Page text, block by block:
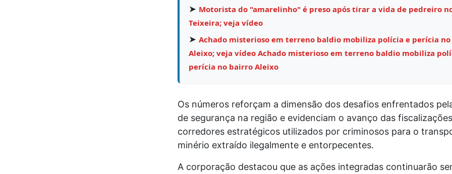
➤ Motorista do "amarelinho" é preso após tirar a vida de pedreiro
Teixeira; veja vídeo
➤ Achado misterioso em terreno baldio mobiliza polícia e perícia
Aleixo; veja vídeo Achado misterioso em terreno baldio mobiliza
perícia no bairro Aleixo
Os números reforçam a dimensão dos desafios enfrentados
de segurança na região e evidenciam o avanço das
corredores estratégicos utilizados por criminosos para o
minério extraído ilegalmente e entorpecentes.
A corporação destacou que as ações integradas continuarão